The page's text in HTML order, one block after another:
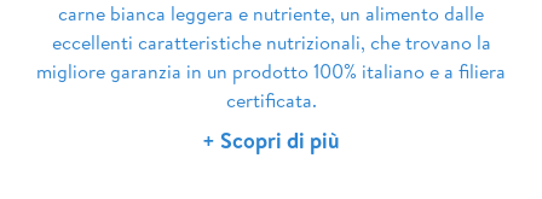
carne bianca leggera e nutriente, un alimento dalle
eccellenti caratteristiche nutrizionali, che trovano la
migliore garanzia in un prodotto 100% italiano e a filiera
certificata.
+ Scopri di più